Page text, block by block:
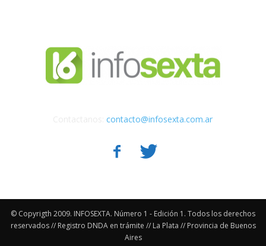
contacto@infosexta.com.ar
© Copyrigth 2009. INFOSEXTA. Número 1 - Edición 1. Todos los derechos
reservados // Registro DNDA en trámite // La Plata // Provincia de Buenos
Aires